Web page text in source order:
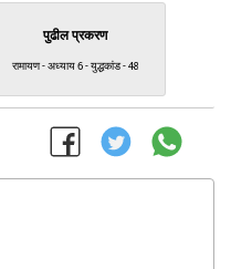
पुढील प्रकरण
रामायण - अध्याय 6 - युद्धकांड - 48